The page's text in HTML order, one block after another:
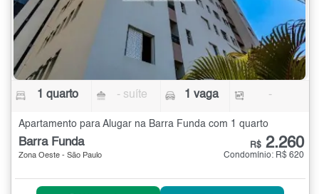
1 quarto - suíte 1 vaga -
Apartamento para Alugar na Barra Funda com 1 quarto
Barra Funda
Zona Oeste - São Paulo
R$ 2.260
Condomínio: R$ 620